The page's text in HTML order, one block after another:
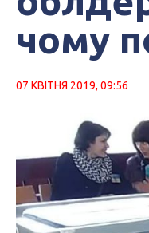
чому
07 КВІТНЯ 2019, 09:56